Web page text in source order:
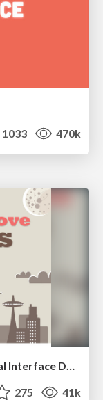
1033 470k
Learning to Love Humans: Emotional Interface Design
275 41k